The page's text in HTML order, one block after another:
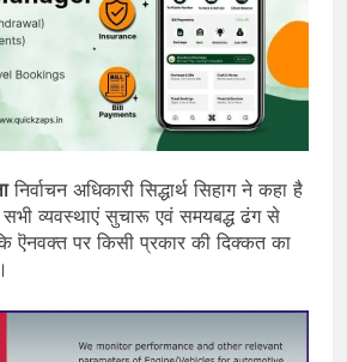
निर्वाचन अधिकारी सिद्धार्थ सिहाग ने कहा है
व्यवस्थाएं सुचारू एवं समयबद्ध ढंग से
ऎनवक्त पर किसी प्रकार की दिक्कत का